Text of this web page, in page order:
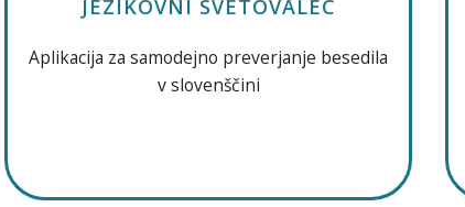
JEZIKOVNI SVETOVALEC
Aplikacija za samodejno preverjanje besedila
v slovenščini